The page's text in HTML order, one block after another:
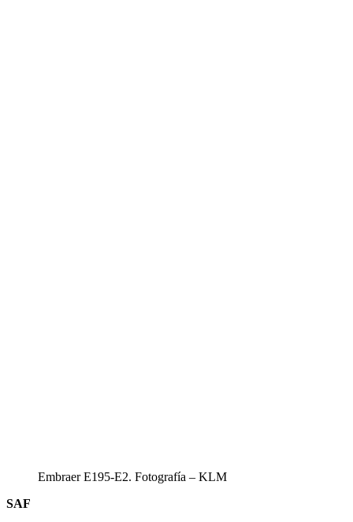
Embraer E195-E2. Fotografía – KLM
SAF